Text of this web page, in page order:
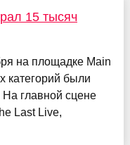
15 тысяч
на площадке Main
категорий были
главной сцене
Last Live,